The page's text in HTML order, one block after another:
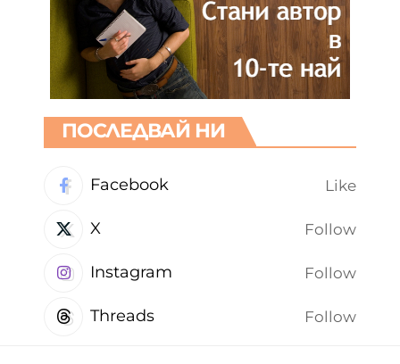
ПОСЛЕДВАЙ НИ
Facebook Like
X Follow
Instagram Follow
Threads Follow